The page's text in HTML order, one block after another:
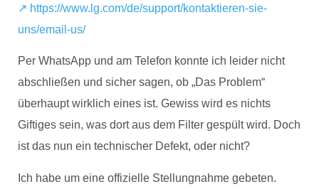
↗ https://www.lg.com/de/support/kontaktieren-sie-
uns/email-us/
Per WhatsApp und am Telefon konnte ich leider nicht
abschließen und sicher sagen, ob „Das Problem“
überhaupt wirklich eines ist. Gewiss wird es nichts
Giftiges sein, was dort aus dem Filter gespült wird. Doch
ist das nun ein technischer Defekt, oder nicht?
Ich habe um eine offizielle Stellungnahme gebeten.